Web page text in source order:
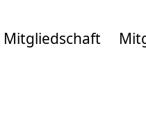
Mitgliedschaft